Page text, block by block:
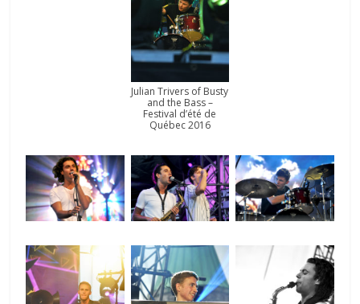
Julian Trivers of Busty
and the Bass –
Festival d’été de
Québec 2016